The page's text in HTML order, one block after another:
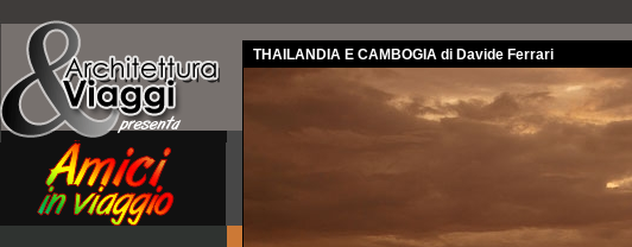
THAILANDIA E CAMBOGIA di Davide Ferrari